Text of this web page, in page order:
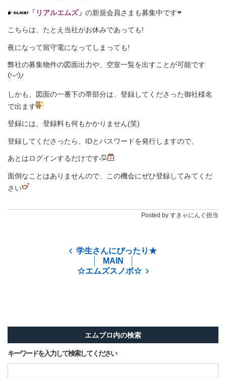
「 リアルエムズ」 の新規会員さまも募集中です
こちらは、たとえ当社がお休みであっても!
夜になって留守電になってしまっても!
弊社の募集物件の図面出力や、空室一覧を出すことが可能です
しかも、図面の一番下の帯部分は、登録してくださった御社様名
で出ます
登録には、登録料も何もかかりません(笑)
登録してくださったら、IDとパスワードを発行しますので、
あとはログインするだけです
面倒なことはありませんので、この機会にぜひ登録してみてくだ
さい
Posted by すきゃにんぐ担当
学生さんにぴったり★
MAIN
☆エムズスノボ☆
エムブロ内の検索
キーワードを入力して検索してください